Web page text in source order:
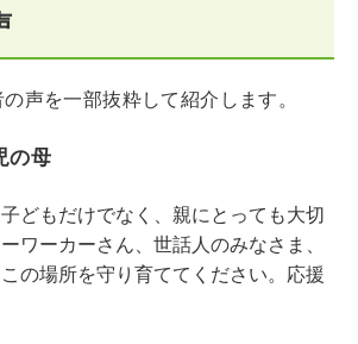
声を一部抜粋して紹介します。
の母
子どもだけでなく、親にとっても大切
ワーカーさん、世話人のみなさま、
の場所を守り育ててください。応援